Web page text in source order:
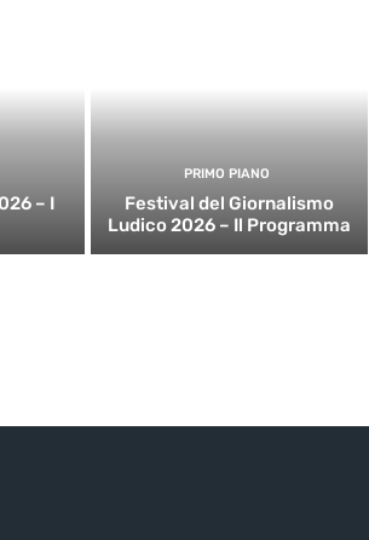
– I
PRIMO PIANO
Festival del Giornalismo
Ludico 2026 – Il Programma